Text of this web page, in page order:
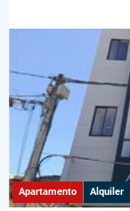
Apartamento Alquiler